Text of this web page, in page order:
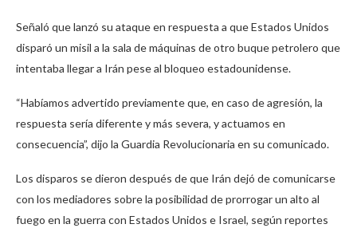
Señaló que lanzó su ataque en respuesta a que Estados Unidos
disparó un misil a la sala de máquinas de otro buque petrolero que
intentaba llegar a Irán pese al bloqueo estadounidense.
“Habíamos advertido previamente que, en caso de agresión, la
respuesta sería diferente y más severa, y actuamos en
consecuencia”, dijo la Guardia Revolucionaria en su comunicado.
Los disparos se dieron después de que Irán dejó de comunicarse
con los mediadores sobre la posibilidad de prorrogar un alto al
fuego en la guerra con Estados Unidos e Israel, según reportes